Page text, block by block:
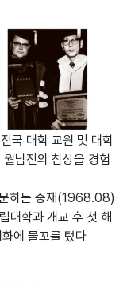
국 대학 교원 및 대학
남전의 참상을 경험
하는 중재(1968.08)
대학과 개교 후 첫 해
에 물꼬를 텄다